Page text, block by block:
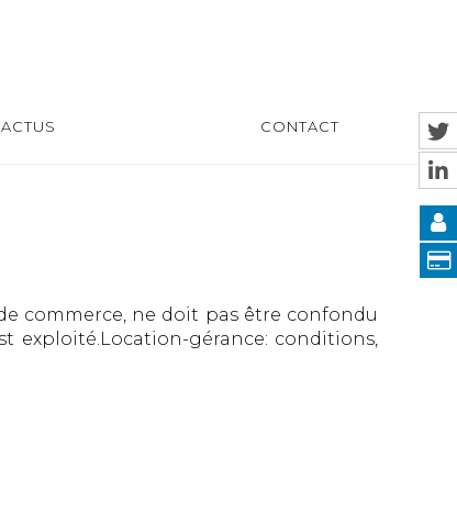
ACTUS CONTACT
commerce, ne doit pas être confondu
exploité.Location-gérance: conditions,